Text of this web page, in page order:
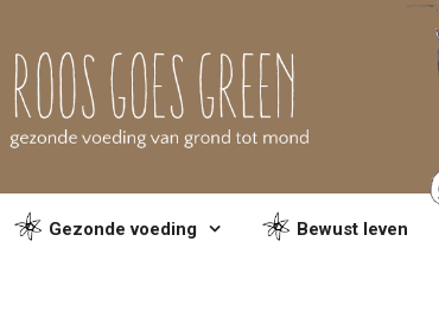
Gezonde voeding Bewust leven